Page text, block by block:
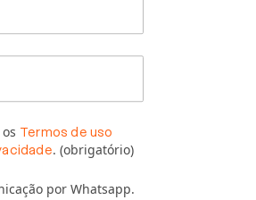
Termos de uso
. (obrigatório)
por Whatsapp.